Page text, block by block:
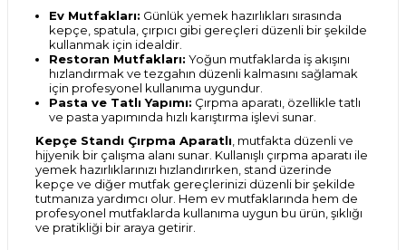
Ev Mutfakları: Günlük yemek hazırlıkları sırasında
kepçe, spatula, çırpıcı gibi gereçleri düzenli bir şekilde
kullanmak için idealdir.
Restoran Mutfakları: Yoğun mutfaklarda iş akışını
hızlandırmak ve tezgahın düzenli kalmasını sağlamak
için profesyonel kullanıma uygundur.
Pasta ve Tatlı Yapımı: Çırpma aparatı, özellikle tatlı
ve pasta yapımında hızlı karıştırma işlevi sunar.
Kepçe Standı Çırpma Aparatlı , mutfakta düzenli ve
hijyenik bir çalışma alanı sunar. Kullanışlı çırpma aparatı ile
yemek hazırlıklarınızı hızlandırırken, stand üzerinde
kepçe ve diğer mutfak gereçlerinizi düzenli bir şekilde
tutmanıza yardımcı olur. Hem ev mutfaklarında hem de
profesyonel mutfaklarda kullanıma uygun bu ürün, şıklığı
ve pratikliği bir araya getirir.